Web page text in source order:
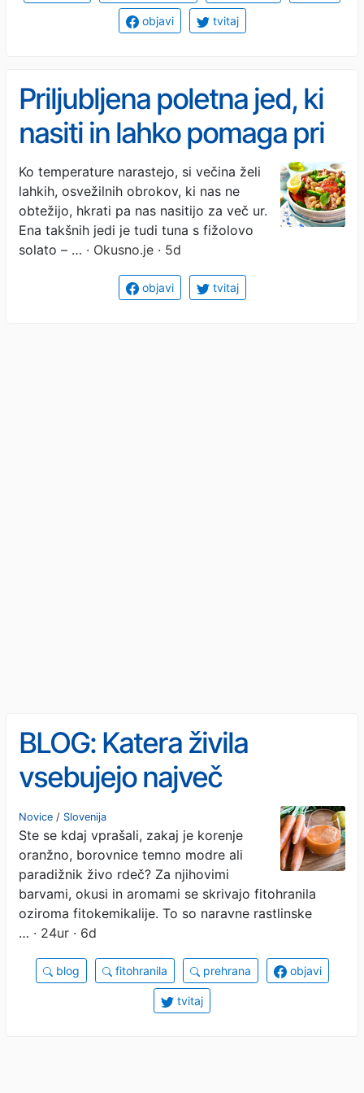
objavi tvitaj
Priljubljena poletna jed, ki
nasiti in lahko pomaga pri
hujšanju
Ko temperature narastejo, si večina želi
lahkih, osvežilnih obrokov, ki nas ne
obtežijo, hkrati pa nas nasitijo za več ur.
Ena takšnih jedi je tudi tuna s fižolovo
solato – … · Okusno.je · 5d
objavi tvitaj
BLOG: Katera živila
vsebujejo največ
fitohranil?
Novice / Slovenija
Ste se kdaj vprašali, zakaj je korenje
oranžno, borovnice temno modre ali
paradižnik živo rdeč? Za njihovimi
barvami, okusi in aromami se skrivajo fitohranila
oziroma fitokemikalije. To so naravne rastlinske
… · 24ur · 6d
blog fitohranila prehrana objavi
tvitaj